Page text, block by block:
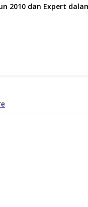
2010 dan Expert